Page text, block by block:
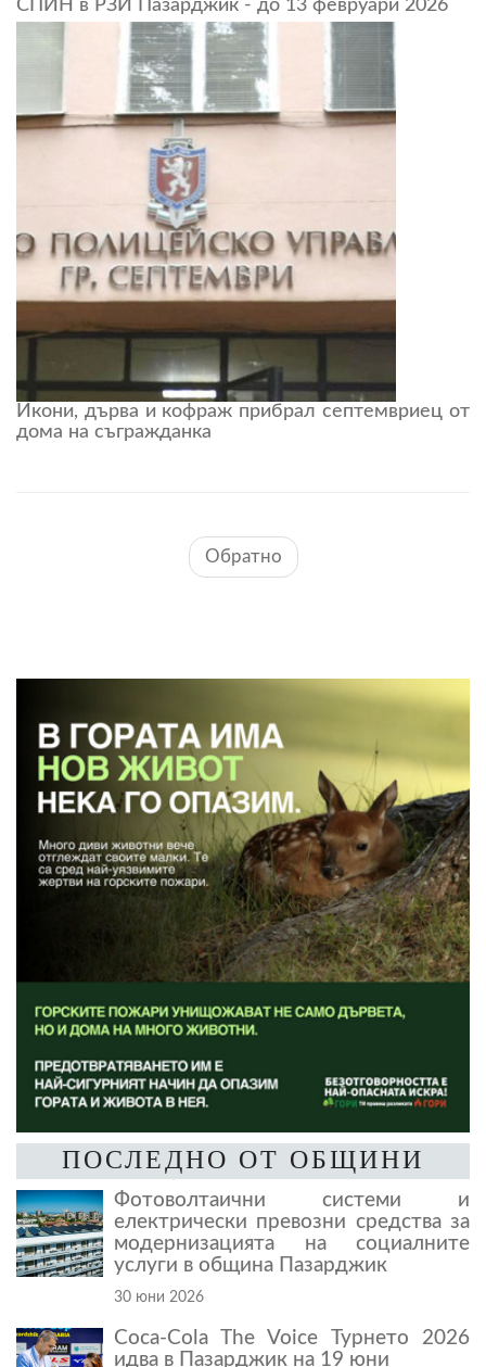
СПИН в РЗИ Пазарджик - до 13 февруари 2026
Икони, дърва и кофраж прибрал септемвриец от
дома на съгражданка
Обратно
ПОСЛЕДНО ОТ ОБЩИНИ
Фотоволтаични системи и
електрически превозни средства за
модернизацията на социалните
услуги в община Пазарджик
30 юни 2026
Coca-Cola The Voice Турнето 2026
идва в Пазарджик на 19 юни